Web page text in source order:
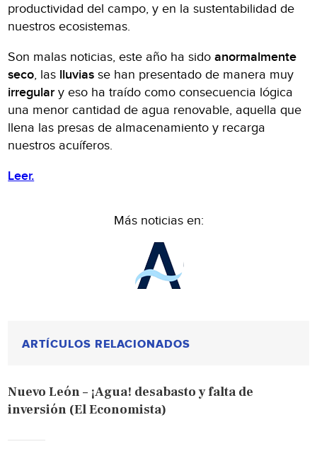
productividad del campo, y en la sustentabilidad de
nuestros ecosistemas.
Son malas noticias, este año ha sidoanormalmente
seco, las lluvias se han presentado de manera muy
irregular y eso ha traído como consecuencia lógica
una menor cantidad de agua renovable, aquella que
llena las presas de almacenamiento y recarga
nuestros acuíferos.
Leer.
Más noticias en:
ARTÍCULOS RELACIONADOS
Nuevo León – ¡Agua! desabasto y falta de
inversión (El Economista)